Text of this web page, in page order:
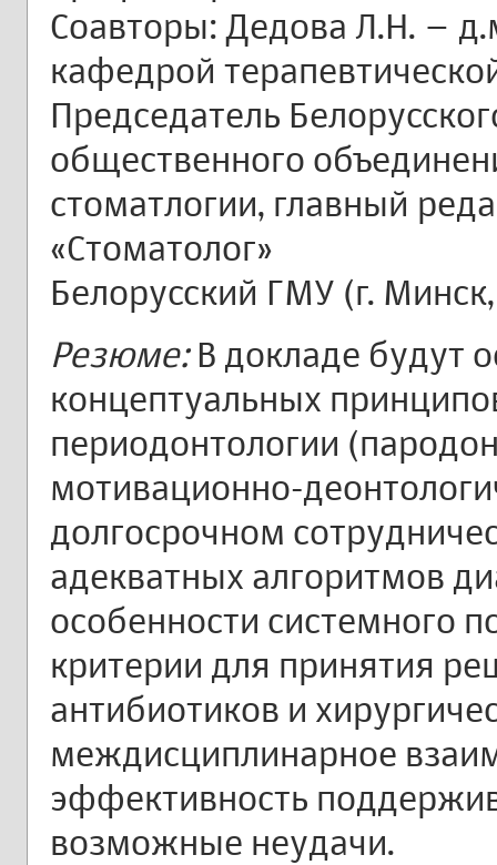
Соавторы: Дедова Л.Н. –
кафедрой
Председатель
общественного
стоматлогии, главный
«Стоматолог»
Белорусский ГМУ (г.
Резюме:В докладе будут
концептуальных
периодонтологии
мотивационно-
долгосрочном
адекватных алгоритмов
особенности системного
критерии для принятия
антибиотиков и
междисциплинарное
эффективность
возможные неудачи.